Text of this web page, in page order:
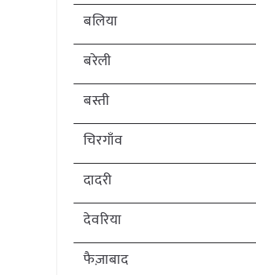
बलिया
बरेली
बस्ती
चिरगाँव
दादरी
देवरिया
फैज़ाबाद